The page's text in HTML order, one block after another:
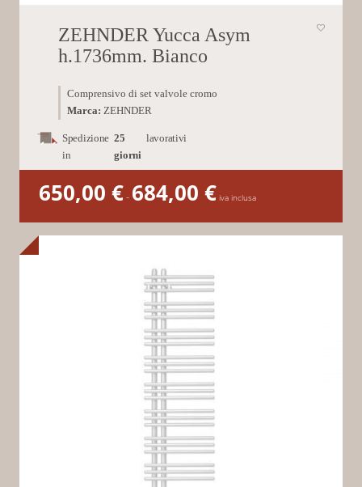
ZEHNDER Yucca Asym
h.1736mm. Bianco
Comprensivo di set valvole cromo
Marca: ZEHNDER
Spedizione
in
25
giorni
lavorativi
650,00 €- 684,00 €Fascia
di
650,00 €
a
iva inclusa